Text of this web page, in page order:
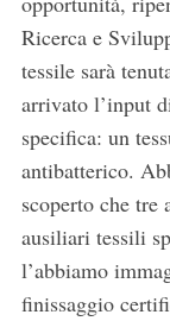
Ricerca e
tessile sarà
arrivato l’input
specifica: un
antibatterico.
scoperto che tre
ausiliari tessili
l’abbiamo
finissaggio